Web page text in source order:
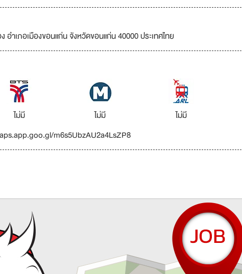
อำเภอเมืองขอนแก่น จังหวัดขอนแก่น 40000 ประเทศไทย
ไม่มี ไม่มี ไม่มี
m6s5UbzAU2a4LsZP8